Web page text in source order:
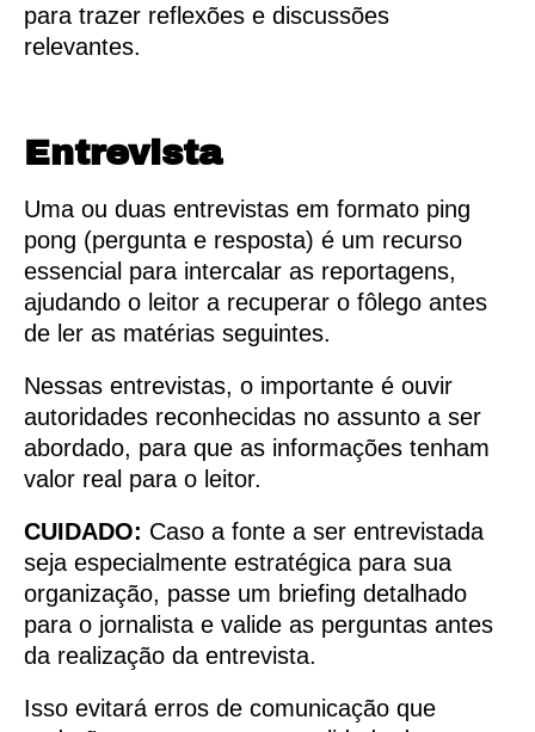
para trazer reflexões e discussões
relevantes.
Entrevista
Uma ou duas entrevistas em formato ping
pong (pergunta e resposta) é um recurso
essencial para intercalar as reportagens,
ajudando o leitor a recuperar o fôlego antes
de ler as matérias seguintes.
Nessas entrevistas, o importante é ouvir
autoridades reconhecidas no assunto a ser
abordado, para que as informações tenham
valor real para o leitor.
CUIDADO: Caso a fonte a ser entrevistada
seja especialmente estratégica para sua
organização, passe um briefing detalhado
para o jornalista e valide as perguntas antes
da realização da entrevista.
Isso evitará erros de comunicação que